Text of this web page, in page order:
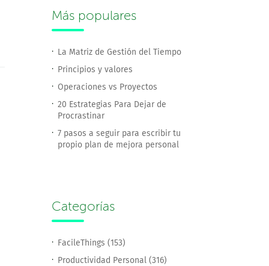
Más populares
La Matriz de Gestión del Tiempo
Principios y valores
Operaciones vs Proyectos
20 Estrategias Para Dejar de
Procrastinar
7 pasos a seguir para escribir tu
propio plan de mejora personal
Categorías
FacileThings (153)
Productividad Personal (316)